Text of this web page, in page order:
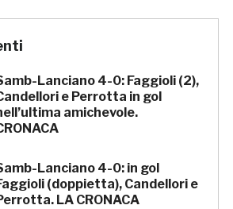
Lanciano 4-0: Faggioli (2),
e Perrotta in gol
amichevole.
Lanciano 4-0: in gol
(doppietta), Candellori e
LA CRONACA